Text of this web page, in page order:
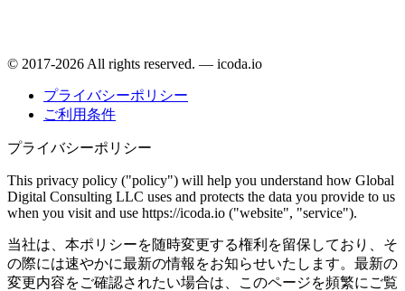
© 2017-2026 All rights reserved. — icoda.io
プライバシーポリシー
ご利用条件
プライバシーポリシー
This privacy policy ("policy") will help you understand how Global
Digital Consulting LLC uses and protects the data you provide to us
when you visit and use https://icoda.io ("website", "service").
当社は、本ポリシーを随時変更する権利を留保しており、そ
の際には速やかに最新の情報をお知らせいたします。最新の
変更内容をご確認されたい場合は、このページを頻繁にご覧